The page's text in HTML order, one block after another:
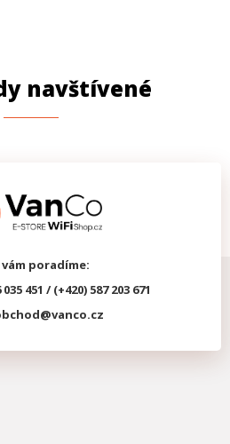
navštívené
vám poradíme:
451 / (+420) 587 203 671